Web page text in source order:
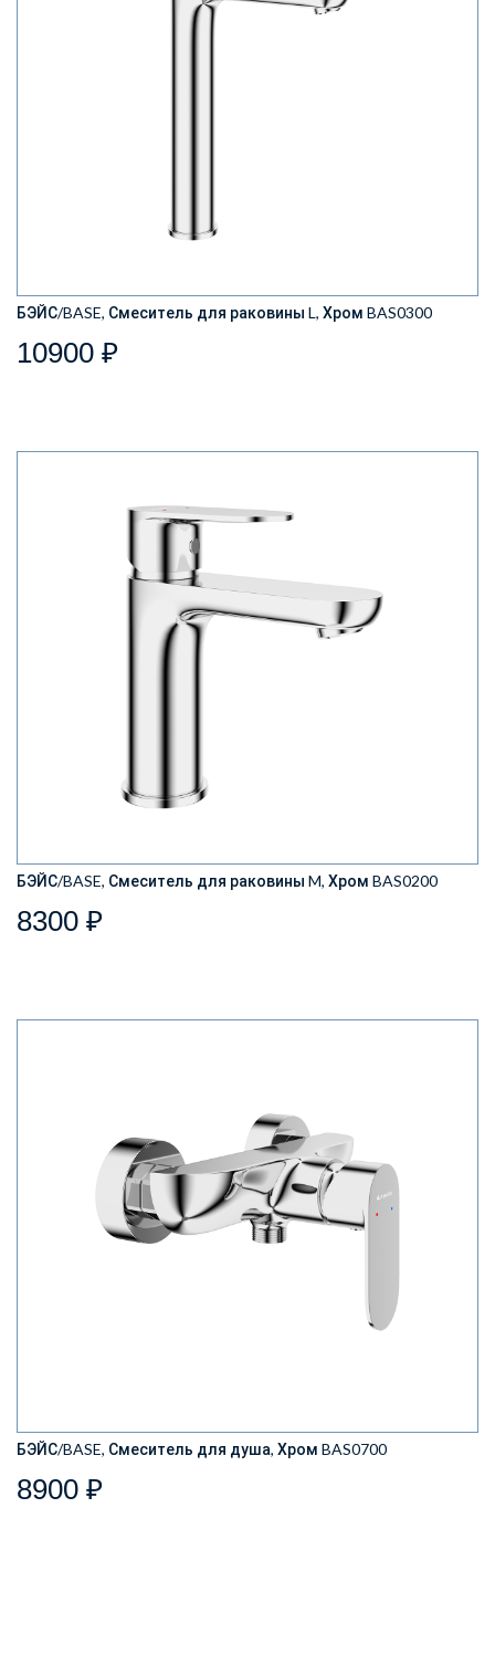
БЭЙС/BASE, Смеситель для раковины L, Хром BAS0300
10900 ₽
БЭЙС/BASE, Смеситель для раковины M, Хром BAS0200
8300 ₽
БЭЙС/BASE, Смеситель для душа, Хром BAS0700
8900 ₽